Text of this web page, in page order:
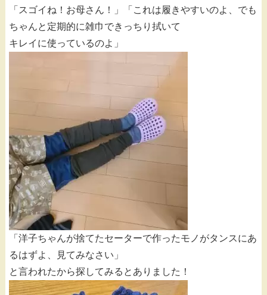
「スゴイね！お母さん！」「これは履きやすいのよ、でも
ちゃんと定期的に雑巾できっちり拭いて
キレイに使っているのよ」
「洋子ちゃんが捨てたセーターで作ったモノがタンスにあ
るはずよ、見てみなさい」
と言われたから探してみるとありました！